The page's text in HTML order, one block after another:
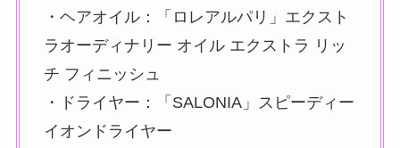
・ヘアオイル：「ロレアルパリ」エクスト
ラオーディナリー オイル エクストラ リッ
チ フィニッシュ
・ドライヤー：「SALONIA」スピーディー
イオンドライヤー